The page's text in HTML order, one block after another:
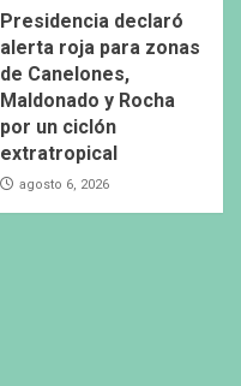
Presidencia declaró
alerta roja para zonas
de Canelones,
Maldonado y Rocha
por un ciclón
extratropical
agosto 6, 2026